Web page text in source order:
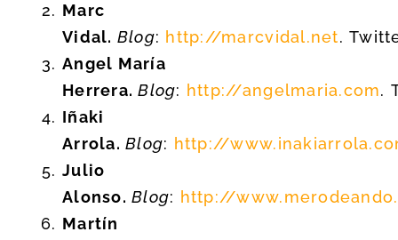
Marc
Vidal. Blog: http://marcvidal.net.
Angel María
Herrera.Blog: http://angelmaria.com.
Iñaki
Arrola.Blog: http://
Julio
Alonso.Blog: http://
Martín